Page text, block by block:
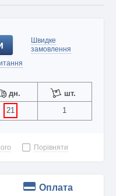
Швидке
замовлення
дн.
шт.
21 1
Порівняти
Оплата